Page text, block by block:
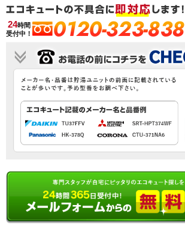
24時間
受付中！
0120-323-838